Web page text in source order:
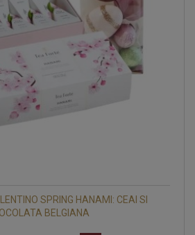
SPRING HANAMI: CEAI SI
BELGIANA